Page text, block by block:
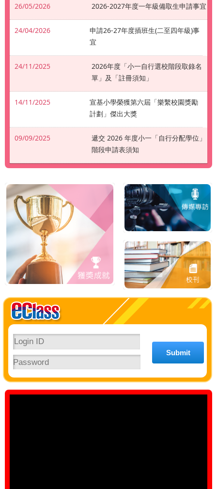
乘風航
26/05/2026 2026-2027年度一年級備取生申請事宜
24/04/2026
申請26-27年度插班生(二至四年級)事
宜
24/11/2025
2026年度「小一自行選校階段取錄名
單」及「註冊須知」
14/11/2025
宣基小學榮獲第六屆「樂繫校園獎勵
計劃」傑出大獎
09/09/2025
遞交 2026 年度小一「自行分配學位」
階段申請表須知